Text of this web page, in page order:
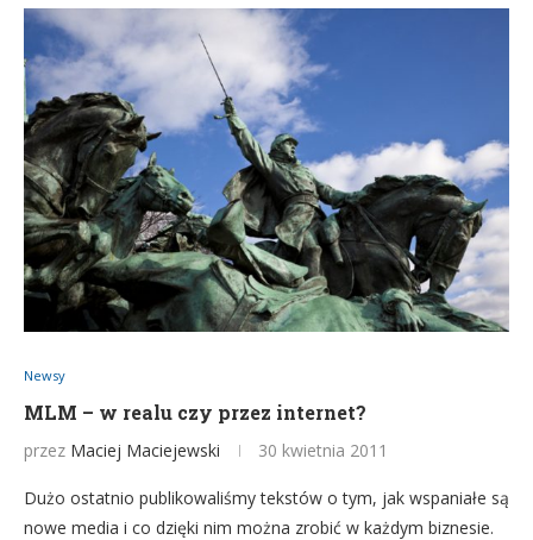
Newsy
MLM – w realu czy przez internet?
przez Maciej Maciejewski 30 kwietnia 2011
Dużo ostatnio publikowaliśmy tekstów o tym, jak wspaniałe są
nowe media i co dzięki nim można zrobić w każdym biznesie.